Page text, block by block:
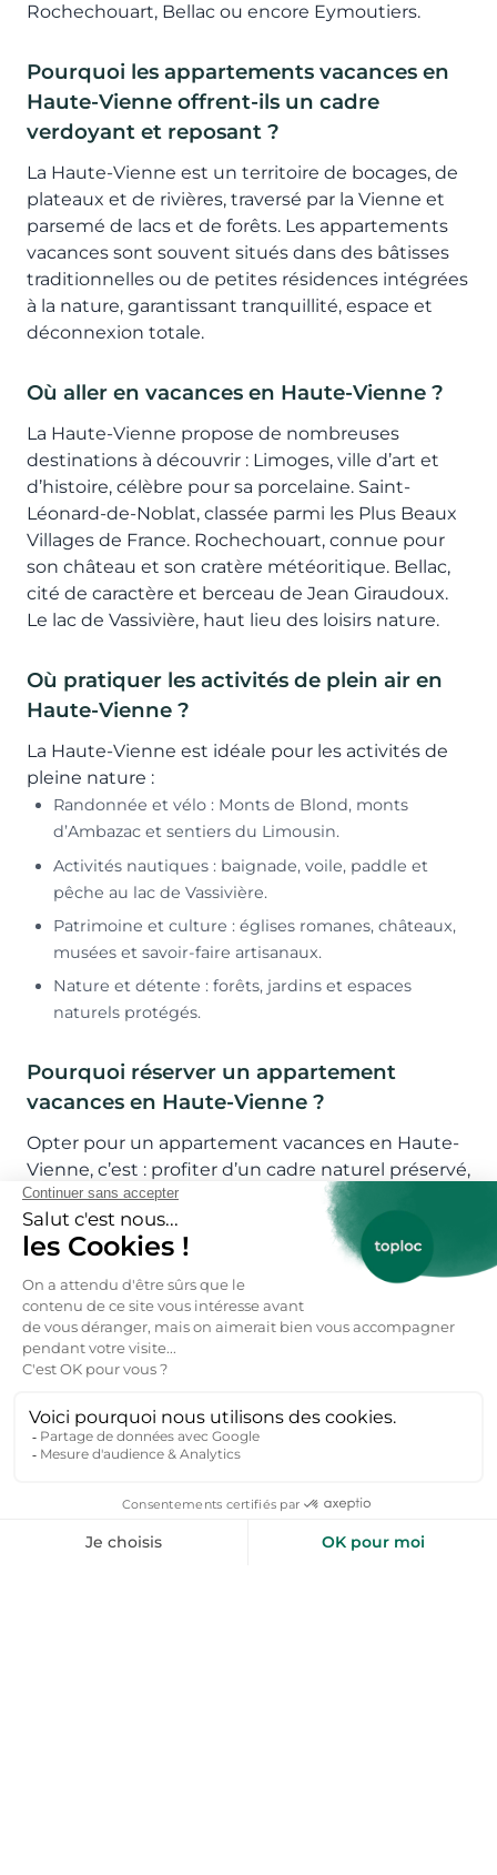
Rochechouart, Bellac ou encore Eymoutiers.
Pourquoi les appartements vacances en
Haute-Vienne offrent-ils un cadre
verdoyant et reposant ?
La Haute-Vienne est un territoire de bocages, de
plateaux et de rivières, traversé par la Vienne et
parsemé de lacs et de forêts. Les appartements
vacances sont souvent situés dans des bâtisses
traditionnelles ou de petites résidences intégrées
à la nature, garantissant tranquillité, espace et
déconnexion totale.
Où aller en vacances en Haute-Vienne ?
La Haute-Vienne propose de nombreuses
destinations à découvrir : Limoges, ville d’art et
d’histoire, célèbre pour sa porcelaine. Saint-
Léonard-de-Noblat, classée parmi les Plus Beaux
Villages de France. Rochechouart, connue pour
son château et son cratère météoritique. Bellac,
cité de caractère et berceau de Jean Giraudoux.
Le lac de Vassivière, haut lieu des loisirs nature.
Où pratiquer les activités de plein air en
Haute-Vienne ?
La Haute-Vienne est idéale pour les activités de
pleine nature :
Randonnée et vélo : Monts de Blond, monts
d’Ambazac et sentiers du Limousin.
Activités nautiques : baignade, voile, paddle et
pêche au lac de Vassivière.
Patrimoine et culture : églises romanes, châteaux,
musées et savoir-faire artisanaux.
Nature et détente : forêts, jardins et espaces
naturels protégés.
Pourquoi réserver un appartement
vacances en Haute-Vienne ?
Opter pour un appartement vacances en Haute-
Vienne, c’est : profiter d’un cadre naturel préservé,
découvrir un patrimoine culturel et artisanal
unique, séjourner dans des logements spacieux
et abordables, bénéficier d’activités variées toute
l’année, et vivre une expérience authentique et
ressourçante.
Où réserver des locations d’appartements
Sur Toploc, explorez une sélection
d’appartements vacances dans tout le
Appartement à Limoges, pour culture et
gastronomie.